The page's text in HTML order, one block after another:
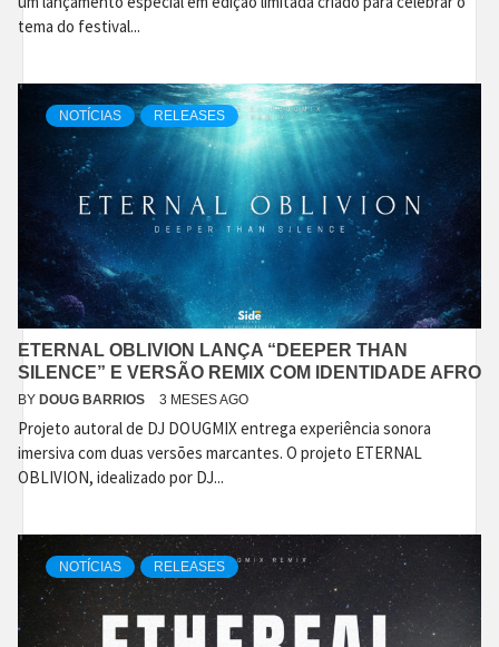
tema do festival...
NOTÍCIAS RELEASES
ETERNAL OBLIVION LANÇA “DEEPER THAN
SILENCE” E VERSÃO REMIX COM IDENTIDADE AFRO
BY DOUG BARRIOS 3 MESES AGO
Projeto autoral de DJ DOUGMIX entrega experiência sonora
imersiva com duas versões marcantes. O projeto ETERNAL
OBLIVION, idealizado por DJ...
NOTÍCIAS RELEASES